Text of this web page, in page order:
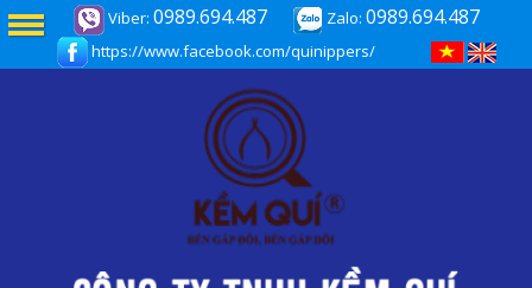
Viber: 0989.694.487 Zalo: 0989.694.487
https://www.facebook.com/quinippers/